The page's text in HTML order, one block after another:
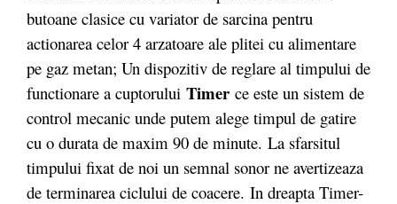
butoane clasice cu variator de sarcina pentru
actionarea celor 4 arzatoare ale plitei cu alimentare
pe gaz metan; Un dispozitiv de reglare al timpului de
functionare a cuptorului Timer ce este un sistem de
control mecanic unde putem alege timpul de gatire
cu o durata de maxim 90 de minute. La sfarsitul
timpului fixat de noi un semnal sonor ne avertizeaza
de terminarea ciclului de coacere. In dreapta Timer-